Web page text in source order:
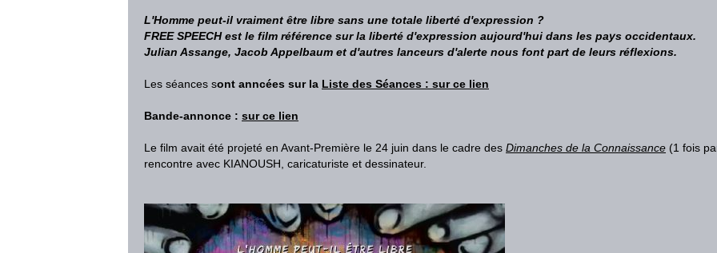
L'Homme peut-il vraiment être libre sans une totale liberté d'expression ?
FREE SPEECH est le film référence sur la liberté d'expression aujourd'hui dans les pays occidentaux.
Julian Assange, Jacob Appelbaum et d'autres lanceurs d'alerte nous font part de leurs réflexions.
Les séances sont anncées sur la Liste des Séances : sur ce lien
Bande-annonce : sur ce lien
Le film avait été projeté en Avant-Première le 24 juin dans le cadre des Dimanches de la Connaissance (1 fois
rencontre avec KIANOUSH, caricaturiste et dessinateur.